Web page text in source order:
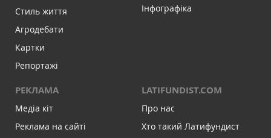
Стиль життя
Агродебати
Картки
Репортажі
Інфографіка
РЕКЛАМА
Медіа кіт
Реклама на сайті
LATIFUNDIST.COM
Про нас
Хто такий Латифундист